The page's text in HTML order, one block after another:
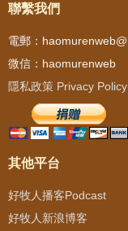
聯繫我們
電郵：
微信：haomurenweb
隱私政策 Privacy Policy
其他平台
好牧人播客Podcast
好牧人新浪博客